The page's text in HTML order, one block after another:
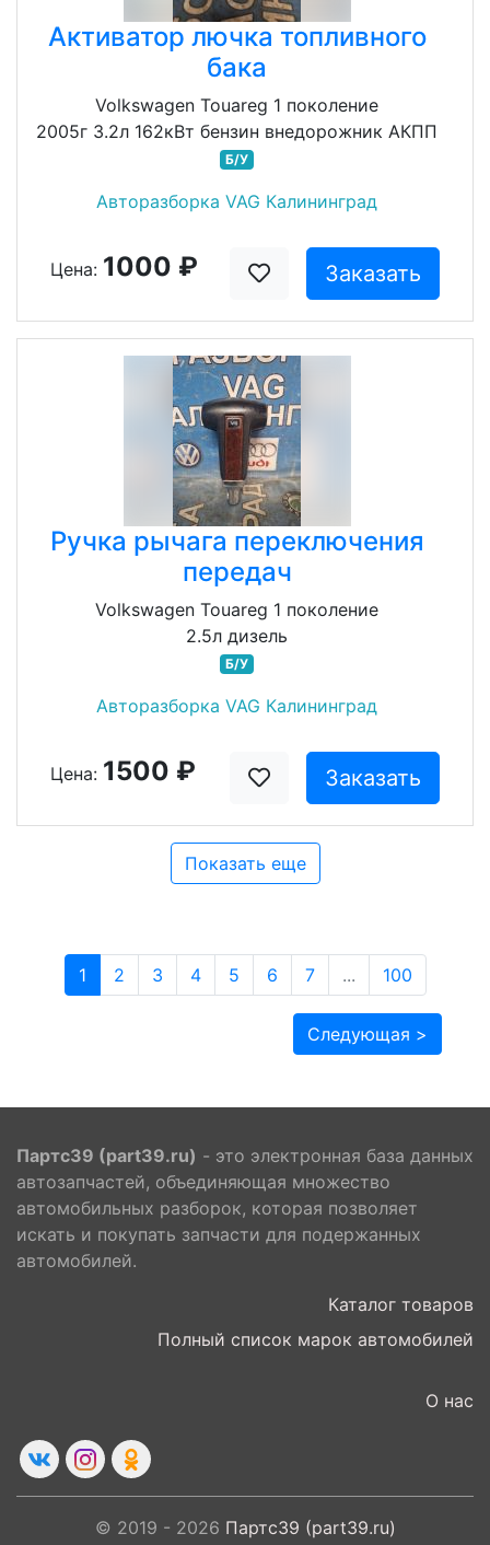
Активатор лючка топливного
бака
Volkswagen Touareg 1 поколение
2005г 3.2л 162кВт бензин внедорожник АКПП
Б/У
Авторазборка VAG Калининград
Цена: 1000 ₽ Заказать
Ручка рычага переключения
передач
Volkswagen Touareg 1 поколение
2.5л дизель
Б/У
Авторазборка VAG Калининград
Цена: 1500 ₽ Заказать
Показать еще
1 2 3 4 5 6 7 ... 100
Следующая >
Партс39 (part39.ru) - это электронная база данных
автозапчастей, объединяющая множество
автомобильных разборок, которая позволяет
искать и покупать запчасти для подержанных
автомобилей.
Каталог товаров
Полный список марок автомобилей
О нас
© 2019 - 2026 Партс39 (part39.ru)